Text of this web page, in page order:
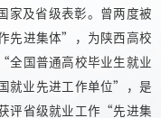
家及省级表彰。曾两度被
先进集体”，为陕西高校
全国普通高校毕业生就业
就业先进工作单位”，是
评省级就业工作“先进集